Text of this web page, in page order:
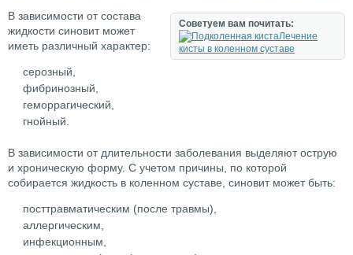
Советуем вам почитать:
Лечение
кисты в коленном суставе
В зависимости от состава
жидкости синовит может
иметь различный характер:
серозный,
фибринозный,
геморрагический,
гнойный.
В зависимости от длительности заболевания выделяют острую
и хроническую форму. С учетом причины, по которой
собирается жидкость в коленном суставе, синовит может быть:
посттравматическим (после травмы),
аллергическим,
инфекционным,